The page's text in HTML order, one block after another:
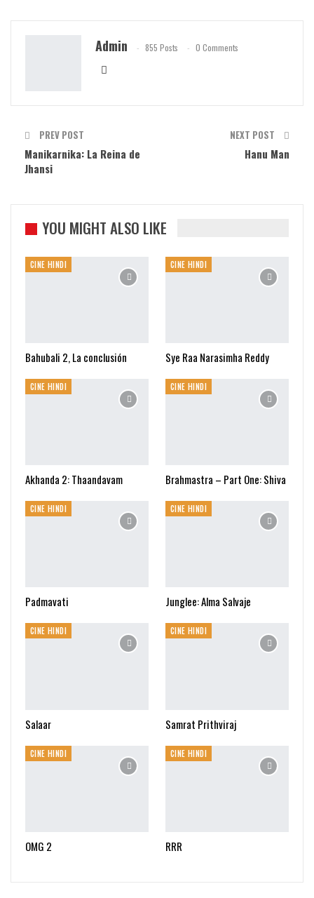
Admin 855 Posts 0 Comments
PREV POST
Manikarnika: La Reina de
Jhansi
NEXT POST
Hanu Man
YOU MIGHT ALSO LIKE
CINE HINDI
Bahubali 2, La conclusión
CINE HINDI
Sye Raa Narasimha Reddy
CINE HINDI
Akhanda 2: Thaandavam
CINE HINDI
Brahmastra – Part One: Shiva
CINE HINDI
Padmavati
CINE HINDI
Junglee: Alma Salvaje
CINE HINDI
Salaar
CINE HINDI
Samrat Prithviraj
CINE HINDI
OMG 2
CINE HINDI
RRR